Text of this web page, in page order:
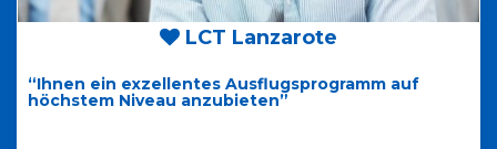
LCT Lanzarote
“Ihnen ein exzellentes Ausflugsprogramm auf
höchstem Niveau anzubieten”